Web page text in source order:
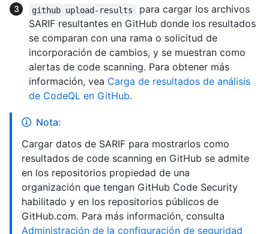
github upload-results
para cargar los archivos
SARIF resultantes en GitHub donde los resultados
se comparan con una rama o solicitud de
incorporación de cambios, y se muestran como
alertas de code scanning. Para obtener más
información, vea Carga de resultados de análisis
de CodeQL en GitHub.
Nota:
Cargar datos de SARIF para mostrarlos como
resultados de code scanning en GitHub se admite
en los repositorios propiedad de una
organización que tengan GitHub Code Security
habilitado y en los repositorios públicos de
GitHub.com. Para más información, consulta
Administración de la configuración de seguridad